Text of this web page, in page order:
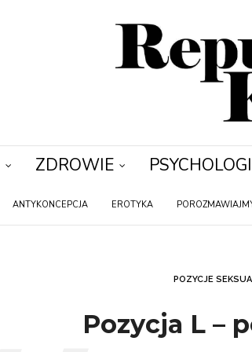
ZDROWIE
ANTYKONCEPCJA EROTYKA
POZYCJE
Pozycja L –